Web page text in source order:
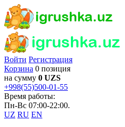
Войти Регистрация
Корзина 0 позиция
на сумму 0 UZS
+998(55)500-01-55
Время работы:
Пн-Вс 07:00-22:00.
UZ RU EN